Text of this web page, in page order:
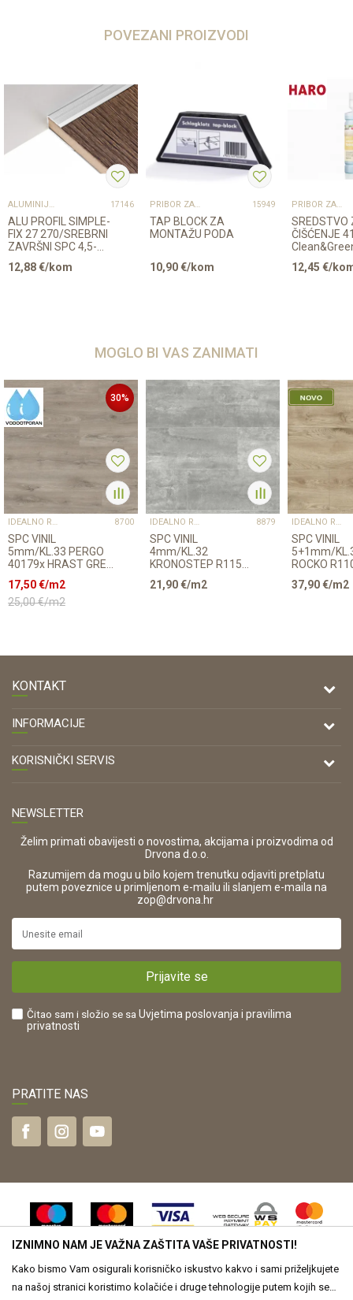
POVEZANI PROIZVODI
ALUMINIJSKI PROFILI 17146
ALU PROFIL SIMPLE-
FIX 27 270/SREBRNI
ZAVRŠNI SPC 4,5-
12,88€/kom
PRIBOR ZA UGRADNJU PODOVA – SVE NA JEDNOM MJESTU 15949
TAP BLOCK ZA
MONTAŽU PODA
10,90€/kom
PRIBOR ZA UGRADNJU PODOVA – SVE NA JEDNOM MJESTU
SREDSTVO
ČIŠĆENJE
500ml
12,45 €/
MOGLO BI VAS ZANIMATI
30%
IDEALNO RJEŠENJE ZA KUHINJE, KUPAONICE I POSLOVNE PROSTORE 8700
SPC VINIL
5mm/KL.33 PERGO
40179x HRAST GREY
17,50€/m2
25,00€/m2
IDEALNO RJEŠENJE ZA KUHINJE, KUPAONICE I POSLOVNE PROSTORE 8879
SPC VINIL
4mm/KL.32
KRONOSTEP R115
p=3,02 m2
21,90€/m2
IDEALNO RJEŠENJE ZA KUHINJE, KUPAONICE I POSLOVNE PROSTORE
SPC VINIL
5+1mm/
ROCKO
m2
37,90€/m2
KONTAKT
DRVONA D.O.O.
Antuna Mihanovića 7,
47000 Karlovac
OIB:
42821181683
16280
https://www.drvona.hr/
POREZNI BROJ:
INFORMACIJE
O nama
KORISNIČKI SERVIS
Zaštita privatnosti i osobnih podataka
Korištenje kolačića
Pravo na odustajanje i jednostrani raskid ugovora
Reklamacije
Plaćanje karticama
Što dobivam registracijom?
NEWSLETTER
Želim primati obavijesti o novostima, akcijama i proizvodima od
Drvona d.o.o.
Razumijem da mogu u bilo kojem trenutku odjaviti pretplatu
putem poveznice u primljenom e-mailu ili slanjem e-maila na
zop@drvona.hr
Prijavite se
Čitao sam i složio se sa Uvjetima poslovanja i pravilima
privatnosti
PRATITE NAS
IZNIMNO NAM JE VAŽNA ZAŠTITA VAŠE PRIVATNOSTI!
Kako bismo Vam osigurali korisničko iskustvo kakvo i sami priželjkujete
na našoj stranici koristimo kolačiće i druge tehnologije putem kojih se